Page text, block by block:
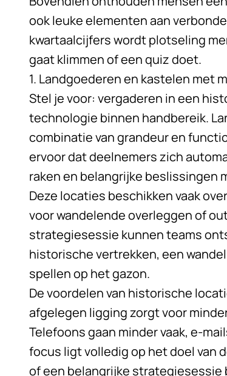
ook leuke elementen aan
kwartaalcijfers wordt plotseling
gaat klimmen of een quiz doet.
1. Landgoederen en kastelen met
Stel je voor: vergaderen in een
technologie binnen handbereik.
combinatie van grandeur en
ervoor dat deelnemers zich
raken en belangrijke beslissingen
Deze locaties beschikken vaak
voor wandelende overleggen of
strategiesessie kunnen teams
historische vertrekken, een
spellen op het gazon.
De voordelen van historische
afgelegen ligging zorgt voor
Telefoons gaan minder vaak, e-
focus ligt volledig op het doel van
of een belangrijke